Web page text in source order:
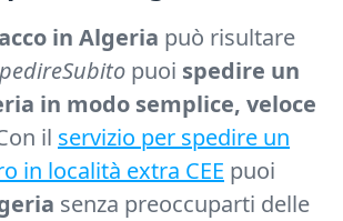
in Algeria può risultare
puoi spedire un
in modo semplice, veloce
il servizio per spedire un
in località extra CEE puoi
senza preoccuparti delle